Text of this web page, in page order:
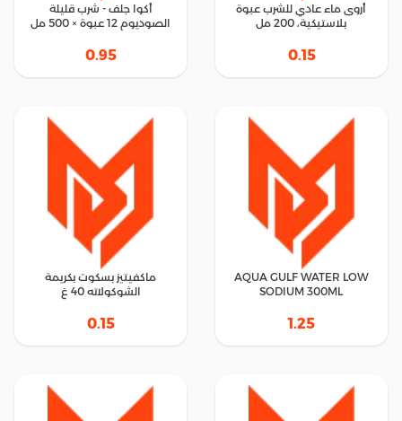
أروى ماء عادي للشرب عبوة
بلاستيكية، 200 مل
0.15
أكوا جلف - شرب قليلة
الصوديوم 12 عبوة × 500 مل
0.95
AQUA GULF WATER LOW
SODIUM 300ML
1.25
ماكفيتيز بسكوت بكريمة
الشوكولاته 40 غ
0.15